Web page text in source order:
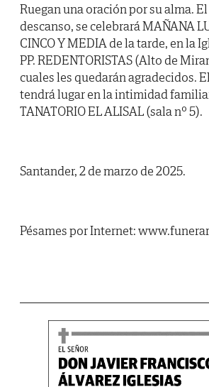
Ruegan una oración por su alma.
descanso, se celebrará MAÑANA
CINCO Y MEDIA de la tarde, en la
PP. REDENTORISTAS (Alto de
cuales les quedarán agradecidos.
tendrá lugar en la intimidad
TANATORIO EL ALISAL (sala nº 5).
Santander, 2 de marzo de 2025.
Pésames por Internet: